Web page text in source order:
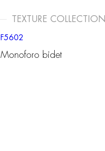
TEXTURE COLLECTION
F5602
Monoforo bidet